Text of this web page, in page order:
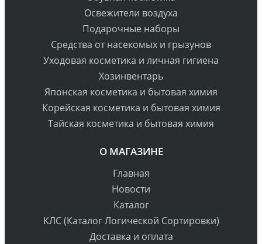
Освежители воздуха
Подарочные наборы
Средства от насекомых и грызунов
Уходовая косметика и личная гигиена
Хозинвентарь
Японская косметика и бытовая химия
Корейская косметика и бытовая химия
Тайская косметика и бытовая химия
О МАГАЗИНЕ
Главная
Новости
Каталог
КЛС (Каталог Логической Сортировки)
Доставка и оплата